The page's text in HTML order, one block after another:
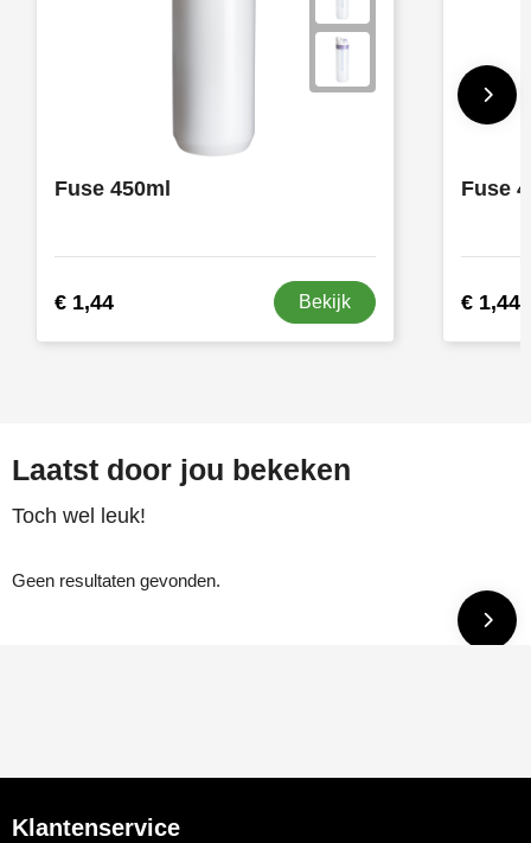
Fuse 450ml
€ 1,44 Bekijk
Fuse
€ 1,44
Laatst door jou bekeken
Toch wel leuk!
Geen resultaten gevonden.
Klantenservice